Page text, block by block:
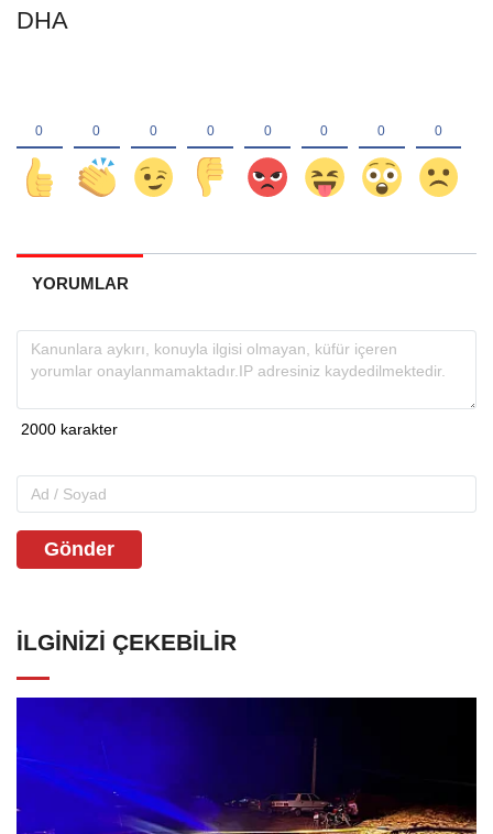
DHA
YORUMLAR
Gönder
İLGINIZI ÇEKEBILIR